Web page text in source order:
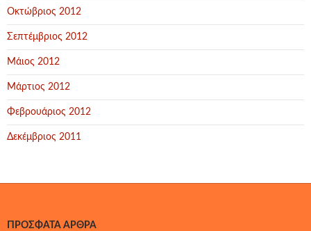
Οκτώβριος 2012
Σεπτέμβριος 2012
Μάιος 2012
Μάρτιος 2012
Φεβρουάριος 2012
Δεκέμβριος 2011
ΠΡΌΣΦΑΤΑ ΆΡΘΡΑ